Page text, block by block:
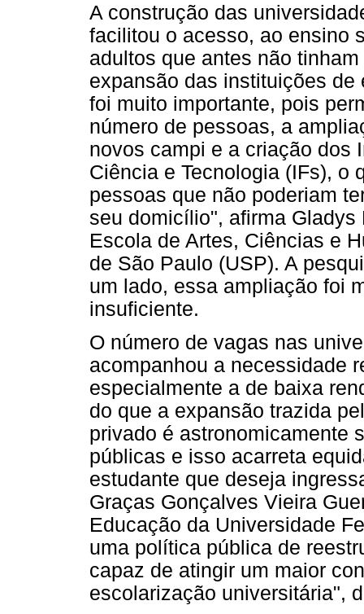
A construção das
facilitou o acesso, ao ensino
adultos que antes não
expansão das instituições
foi muito importante, pois
número de pessoas, a
novos campi e a criação dos
Ciência e Tecnologia (IFs), o
pessoas que não poderiam
seu domicílio", afirma
Escola de Artes, Ciências e
de São Paulo (USP). A
um lado, essa ampliação foi
insuficiente.
O número de vagas nas
acompanhou a necessidade
especialmente a de baixa
do que a expansão trazida
privado é astronomicamente
públicas e isso acarreta
estudante que deseja
Graças Gonçalves Vieira
Educação da Universidade
uma política pública de
capaz de atingir um maior
escolarização universitária",